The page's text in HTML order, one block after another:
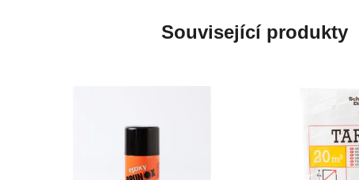
Související produkty